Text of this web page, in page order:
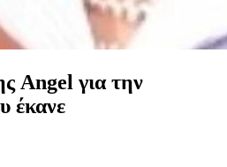
Angel για την
έκανε